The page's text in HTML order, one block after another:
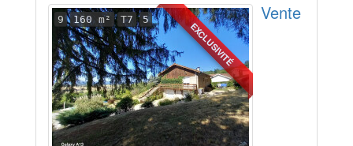
EXCLUSIVITÉ
9 160 m² T7 5 Vente